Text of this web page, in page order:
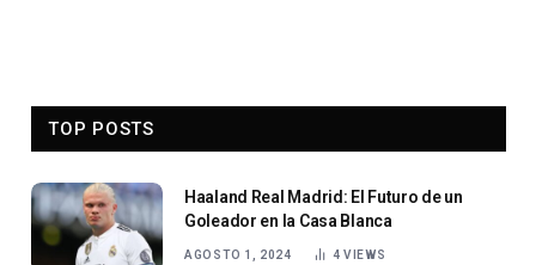
TOP POSTS
Haaland Real Madrid: El Futuro de un
Goleador en la Casa Blanca
AGOSTO 1, 2024 4 VIEWS